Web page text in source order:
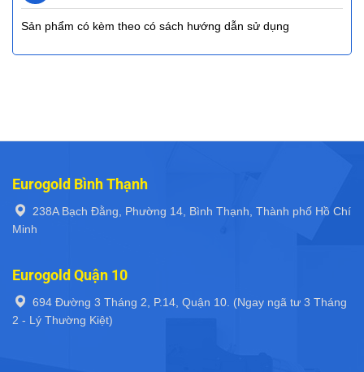
Sản phẩm có kèm theo có sách hướng dẫn sử dụng
Eurogold Bình Thạnh
238A Bạch Đằng, Phường 14, Bình Thạnh, Thành phố Hồ Chí
Minh
Eurogold Quận 10
694 Đường 3 Tháng 2, P.14, Quận 10. (Ngay ngã tư 3 Tháng
2 - Lý Thường Kiệt)